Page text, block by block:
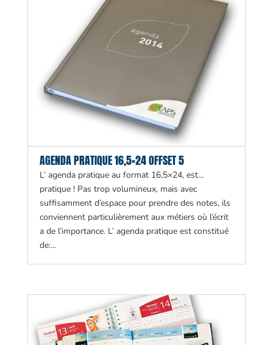
AGENDA PRATIQUE 16,5×24 OFFSET 5
L’ agenda pratique au format 16,5×24, est…
pratique ! Pas trop volumineux, mais avec
suffisamment d’espace pour prendre des notes, ils
conviennent particulièrement aux métiers où l’écrit
a de l’importance. L’ agenda pratique est constitué
de:...